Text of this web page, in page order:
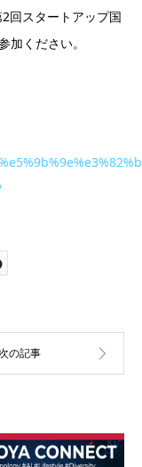
回スタートアップ国
ください。